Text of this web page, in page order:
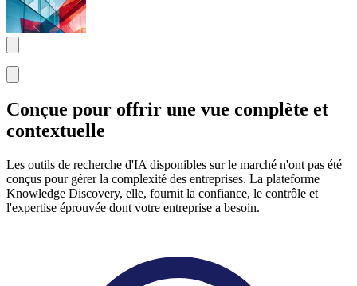
Conçue pour offrir une vue complète et
contextuelle
Les outils de recherche d'IA disponibles sur le marché n'ont pas été
conçus pour gérer la complexité des entreprises. La plateforme
Knowledge Discovery, elle, fournit la confiance, le contrôle et
l'expertise éprouvée dont votre entreprise a besoin.